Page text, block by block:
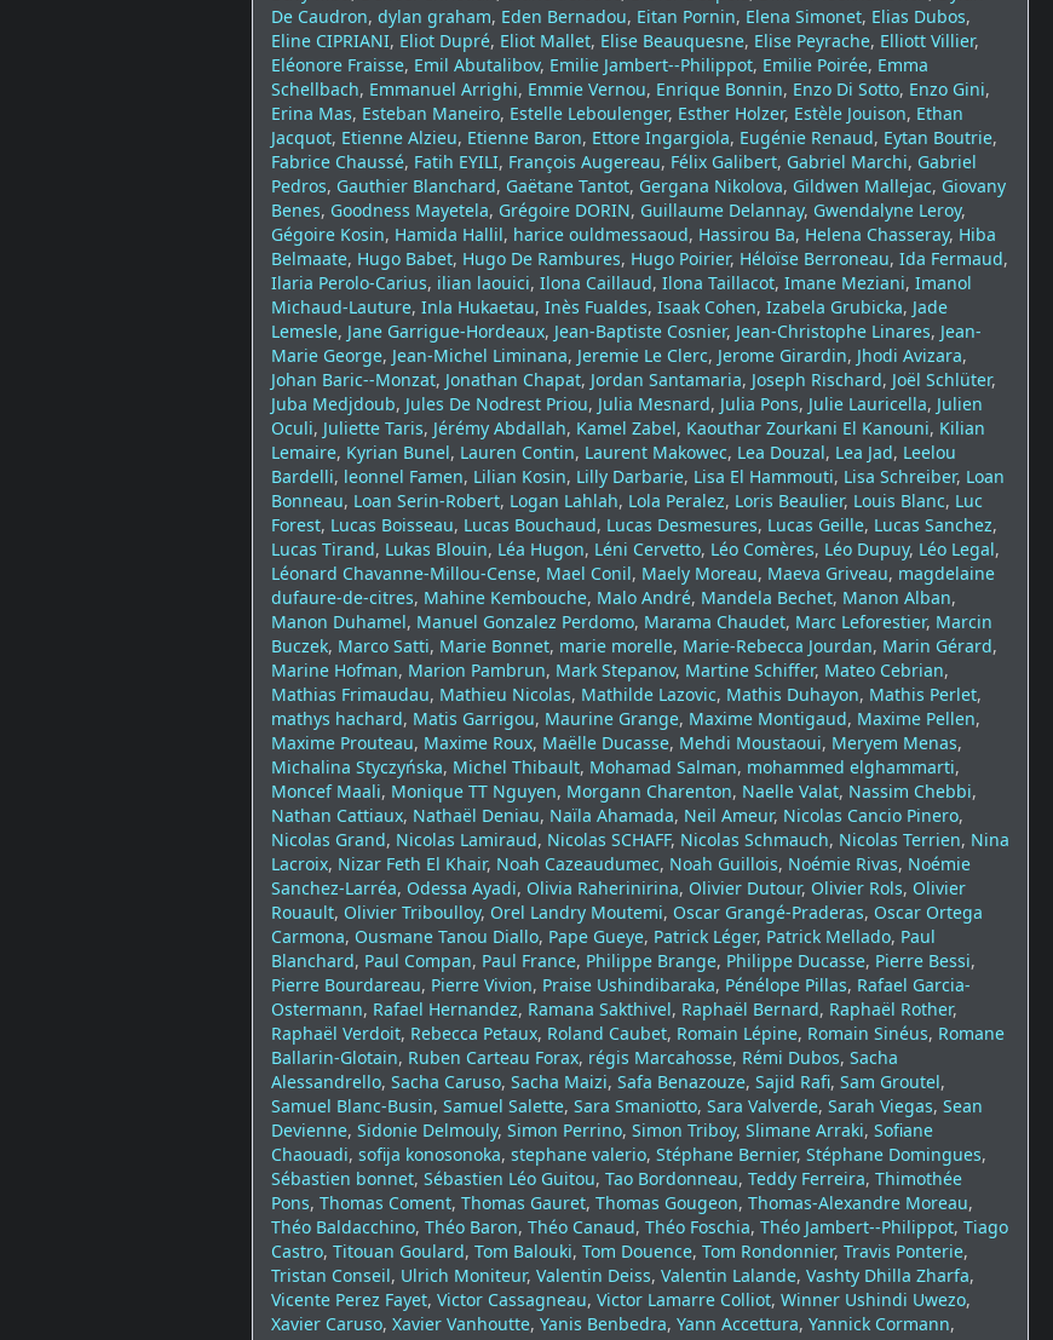
De Caudron, dylan graham, Eden Bernadou, Eitan Pornin, Elena Simonet, Elias Dubos,
Eline CIPRIANI, Eliot Dupré, Eliot Mallet, Elise Beauquesne, Elise Peyrache, Elliott Villier,
Eléonore Fraisse, Emil Abutalibov, Emilie Jambert--Philippot, Emilie Poirée, Emma
Schellbach, Emmanuel Arrighi, Emmie Vernou, Enrique Bonnin, Enzo Di Sotto, Enzo Gini,
Erina Mas, Esteban Maneiro, Estelle Leboulenger, Esther Holzer, Estèle Jouison, Ethan
Jacquot, Etienne Alzieu, Etienne Baron, Ettore Ingargiola, Eugénie Renaud, Eytan Boutrie,
Fabrice Chaussé, Fatih EYILI, François Augereau, Félix Galibert, Gabriel Marchi, Gabriel
Pedros, Gauthier Blanchard, Gaëtane Tantot, Gergana Nikolova, Gildwen Mallejac, Giovany
Benes, Goodness Mayetela, Grégoire DORIN, Guillaume Delannay, Gwendalyne Leroy,
Gégoire Kosin, Hamida Hallil, harice ouldmessaoud, Hassirou Ba, Helena Chasseray, Hiba
Belmaate, Hugo Babet, Hugo De Rambures, Hugo Poirier, Héloïse Berroneau, Ida Fermaud,
Ilaria Perolo-Carius, ilian laouici, Ilona Caillaud, Ilona Taillacot, Imane Meziani, Imanol
Michaud-Lauture, Inla Hukaetau, Inès Fualdes, Isaak Cohen, Izabela Grubicka, Jade
Lemesle, Jane Garrigue-Hordeaux, Jean-Baptiste Cosnier, Jean-Christophe Linares, Jean-
Marie George, Jean-Michel Liminana, Jeremie Le Clerc, Jerome Girardin, Jhodi Avizara,
Johan Baric--Monzat, Jonathan Chapat, Jordan Santamaria, Joseph Rischard, Joël Schlüter,
Juba Medjdoub, Jules De Nodrest Priou, Julia Mesnard, Julia Pons, Julie Lauricella, Julien
Oculi, Juliette Taris, Jérémy Abdallah, Kamel Zabel, Kaouthar Zourkani El Kanouni, Kilian
Lemaire, Kyrian Bunel, Lauren Contin, Laurent Makowec, Lea Douzal, Lea Jad, Leelou
Bardelli, leonnel Famen, Lilian Kosin, Lilly Darbarie, Lisa El Hammouti, Lisa Schreiber, Loan
Bonneau, Loan Serin-Robert, Logan Lahlah, Lola Peralez, Loris Beaulier, Louis Blanc, Luc
Forest, Lucas Boisseau, Lucas Bouchaud, Lucas Desmesures, Lucas Geille, Lucas Sanchez,
Lucas Tirand, Lukas Blouin, Léa Hugon, Léni Cervetto, Léo Comères, Léo Dupuy, Léo Legal,
Léonard Chavanne-Millou-Cense, Mael Conil, Maely Moreau, Maeva Griveau, magdelaine
dufaure-de-citres, Mahine Kembouche, Malo André, Mandela Bechet, Manon Alban,
Manon Duhamel, Manuel Gonzalez Perdomo, Marama Chaudet, Marc Leforestier, Marcin
Buczek, Marco Satti, Marie Bonnet, marie morelle, Marie-Rebecca Jourdan, Marin Gérard,
Marine Hofman, Marion Pambrun, Mark Stepanov, Martine Schiffer, Mateo Cebrian,
Mathias Frimaudau, Mathieu Nicolas, Mathilde Lazovic, Mathis Duhayon, Mathis Perlet,
mathys hachard, Matis Garrigou, Maurine Grange, Maxime Montigaud, Maxime Pellen,
Maxime Prouteau, Maxime Roux, Maëlle Ducasse, Mehdi Moustaoui, Meryem Menas,
Michalina Styczyńska, Michel Thibault, Mohamad Salman, mohammed elghammarti,
Moncef Maali, Monique TT Nguyen, Morgann Charenton, Naelle Valat, Nassim Chebbi,
Nathan Cattiaux, Nathaël Deniau, Naïla Ahamada, Neil Ameur, Nicolas Cancio Pinero,
Nicolas Grand, Nicolas Lamiraud, Nicolas SCHAFF, Nicolas Schmauch, Nicolas Terrien, Nina
Lacroix, Nizar Feth El Khair, Noah Cazeaudumec, Noah Guillois, Noémie Rivas, Noémie
Sanchez-Larréa, Odessa Ayadi, Olivia Raherinirina, Olivier Dutour, Olivier Rols, Olivier
Rouault, Olivier Triboulloy, Orel Landry Moutemi, Oscar Grangé-Praderas, Oscar Ortega
Carmona, Ousmane Tanou Diallo, Pape Gueye, Patrick Léger, Patrick Mellado, Paul
Blanchard, Paul Compan, Paul France, Philippe Brange, Philippe Ducasse, Pierre Bessi,
Pierre Bourdareau, Pierre Vivion, Praise Ushindibaraka, Pénélope Pillas, Rafael Garcia-
Ostermann, Rafael Hernandez, Ramana Sakthivel, Raphaël Bernard, Raphaël Rother,
Raphaël Verdoit, Rebecca Petaux, Roland Caubet, Romain Lépine, Romain Sinéus, Romane
Ballarin-Glotain, Ruben Carteau Forax, régis Marcahosse, Rémi Dubos, Sacha
Alessandrello, Sacha Caruso, Sacha Maizi, Safa Benazouze, Sajid Rafi, Sam Groutel,
Samuel Blanc-Busin, Samuel Salette, Sara Smaniotto, Sara Valverde, Sarah Viegas, Sean
Devienne, Sidonie Delmouly, Simon Perrino, Simon Triboy, Slimane Arraki, Sofiane
Chaouadi, sofija konosonoka, stephane valerio, Stéphane Bernier, Stéphane Domingues,
Sébastien bonnet, Sébastien Léo Guitou, Tao Bordonneau, Teddy Ferreira, Thimothée
Pons, Thomas Coment, Thomas Gauret, Thomas Gougeon, Thomas-Alexandre Moreau,
Théo Baldacchino, Théo Baron, Théo Canaud, Théo Foschia, Théo Jambert--Philippot, Tiago
Castro, Titouan Goulard, Tom Balouki, Tom Douence, Tom Rondonnier, Travis Ponterie,
Tristan Conseil, Ulrich Moniteur, Valentin Deiss, Valentin Lalande, Vashty Dhilla Zharfa,
Vicente Perez Fayet, Victor Cassagneau, Victor Lamarre Colliot, Winner Ushindi Uwezo,
Xavier Caruso, Xavier Vanhoutte, Yanis Benbedra, Yann Accettura, Yannick Cormann,